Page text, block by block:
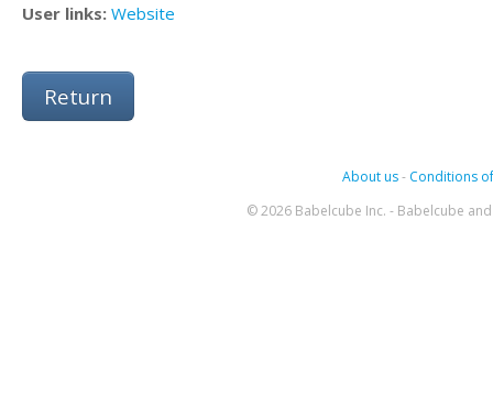
User links: Website
Return
About us- Conditions
© 2026 Babelcube Inc. - Babelcube